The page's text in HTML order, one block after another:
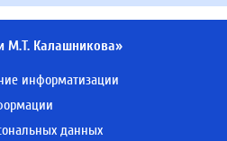
Калашникова»
информатизации
данных